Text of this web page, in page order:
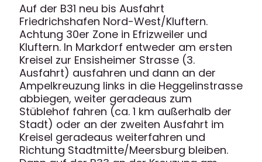
Auf der B31 neu bis Ausfahrt
Friedrichshafen Nord-West/Kluftern.
Achtung 30er Zone in Efrizweiler und
Kluftern. In Markdorf entweder am ersten
Kreisel zur Ensisheimer Strasse (3.
Ausfahrt) ausfahren und dann an der
Ampelkreuzung links in die Heggelinstrasse
abbiegen, weiter geradeaus zum
Stüblehof fahren (ca. 1 km außerhalb der
Stadt) oder an der zweiten Ausfahrt im
Kreisel geradeaus weiterfahren und
Richtung Stadtmitte/Meersburg bleiben.